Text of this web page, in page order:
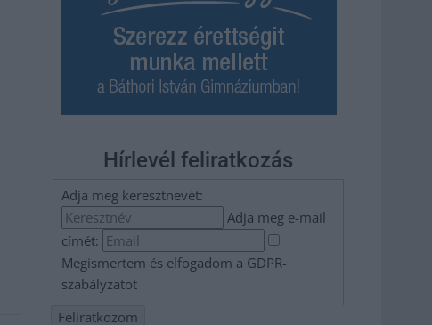
Hírlevél feliratkozás
Adja meg keresztnevét:
Adja meg e-mail
címét:
Megismertem és elfogadom a GDPR-
szabályzatot